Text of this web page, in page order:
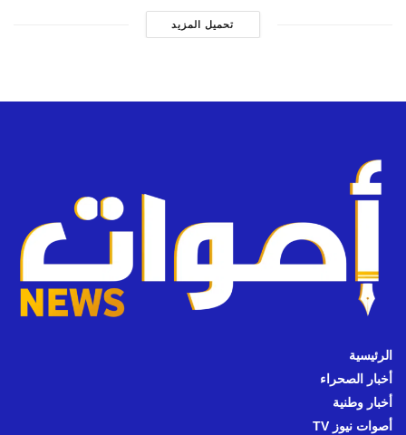
تحميل المزيد
الرئيسية
أخبار الصحراء
أخبار وطنية
أصوات نيوز TV